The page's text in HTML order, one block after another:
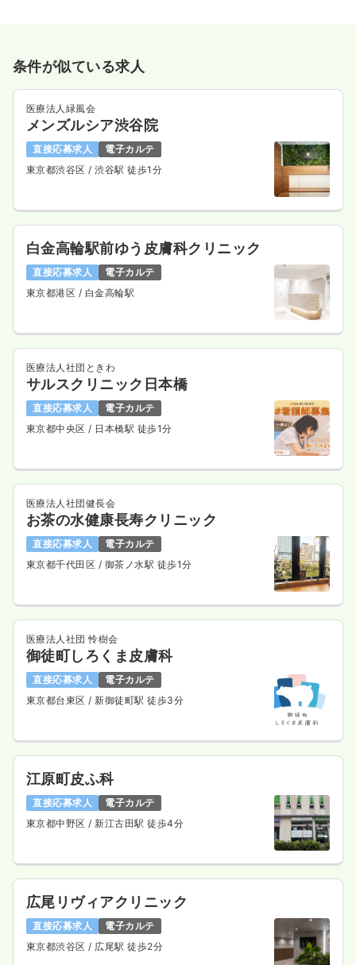
条件が似ている求人
医療法人緑風会
メンズルシア渋谷院
直接応募求人
電子カルテ
東京都渋谷区/ 渋谷駅 徒歩1分
白金高輪駅前ゆう皮膚科クリニック
直接応募求人
電子カルテ
東京都港区 / 白金高輪駅
医療法人社団ときわ
サルスクリニック日本橋
直接応募求人
電子カルテ
東京都中央区/ 日本橋駅 徒歩1分
医療法人社団健長会
お茶の水健康長寿クリニック
直接応募求人
電子カルテ
東京都千代田区 / 御茶ノ水駅 徒歩1分
医療法人社団 怜樹会
御徒町しろくま皮膚科
直接応募求人
電子カルテ
東京都台東区/ 新御徒町駅 徒歩3分
江原町皮ふ科
直接応募求人
電子カルテ
東京都中野区/ 新江古田駅 徒歩4分
広尾リヴィアクリニック
直接応募求人
電子カルテ
東京都渋谷区/ 広尾駅 徒歩2分